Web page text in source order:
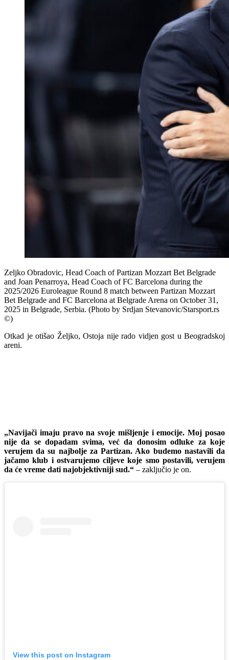
Zeljko Obradovic, Head Coach of Partizan Mozzart Bet Belgrade
and Joan Penarroya, Head Coach of FC Barcelona during the
2025/2026 Euroleague Round 8 match between Partizan Mozzart
Bet Belgrade and FC Barcelona at Belgrade Arena on October 31,
2025 in Belgrade, Serbia. (Photo by Srdjan Stevanovic/Starsport.rs
©)
Otkad je otišao Željko, Ostoja nije rado vidjen gost u Beogradskoj
areni.
„Navijači imaju pravo na svoje mišljenje i emocije. Moj posao
nije da se dopadam svima, već da donosim odluke za koje
verujem da su najbolje za Partizan. Ako budemo nastavili da
jačamo klub i ostvarujemo ciljeve koje smo postavili, verujem
da će vreme dati najobjektivniji sud.“ – zaključio je on.
View this post on Instagram